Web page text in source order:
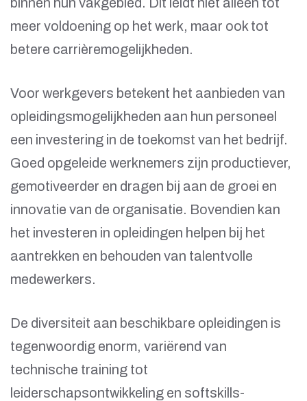
meer voldoening op het werk, maar ook tot
betere carrièremogelijkheden.
Voor werkgevers betekent het aanbieden van
opleidingsmogelijkheden aan hun personeel
een investering in de toekomst van het bedrijf.
Goed opgeleide werknemers zijn productiever,
gemotiveerder en dragen bij aan de groei en
innovatie van de organisatie. Bovendien kan
het investeren in opleidingen helpen bij het
aantrekken en behouden van talentvolle
medewerkers.
De diversiteit aan beschikbare opleidingen is
tegenwoordig enorm, variërend van
technische training tot
leiderschapsontwikkeling en softskills-